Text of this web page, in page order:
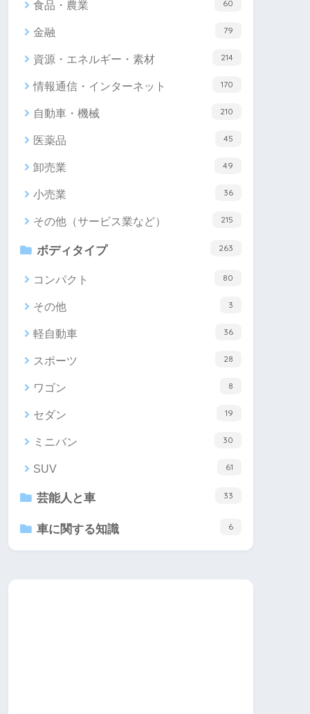
食品・農業 60
金融 79
資源・エネルギー・素材 214
情報通信・インターネット 170
自動車・機械 210
医薬品 45
卸売業 49
小売業 36
その他（サービス業など） 215
ボディタイプ 263
コンパクト 80
その他 3
軽自動車 36
スポーツ 28
ワゴン 8
セダン 19
ミニバン 30
SUV 61
芸能人と車 33
車に関する知識 6